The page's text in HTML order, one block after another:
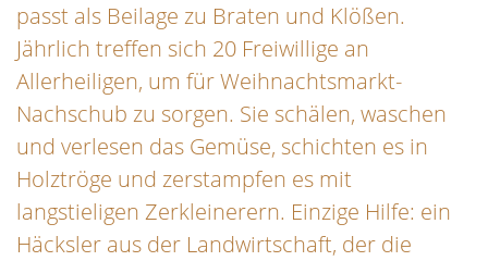
passt als Beilage zu Braten und Klößen.
Jährlich treffen sich 20 Freiwillige an
Allerheiligen, um für Weihnachtsmarkt-
Nachschub zu sorgen. Sie schälen, waschen
und verlesen das Gemüse, schichten es in
Holztröge und zerstampfen es mit
langstieligen Zerkleinerern. Einzige Hilfe: ein
Häcksler aus der Landwirtschaft, der die